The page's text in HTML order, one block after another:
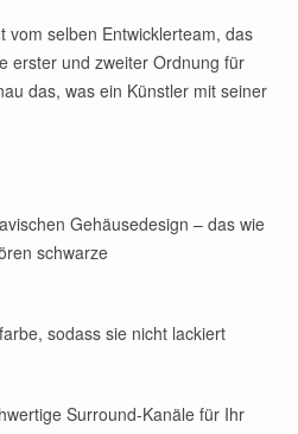
vom selben Entwicklerteam, das
erster und zweiter Ordnung für
das, was ein Künstler mit seiner
Gehäusedesign – das wie
schwarze
sodass sie nicht lackiert
Surround-Kanäle für Ihr